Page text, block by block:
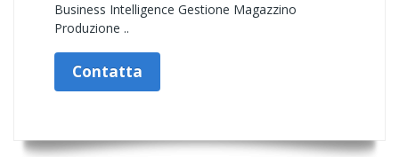
Business Intelligence Gestione Magazzino
Produzione ..
Contatta